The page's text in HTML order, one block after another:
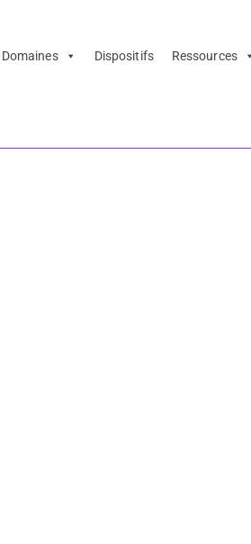
Domaines Dispositifs Ressources